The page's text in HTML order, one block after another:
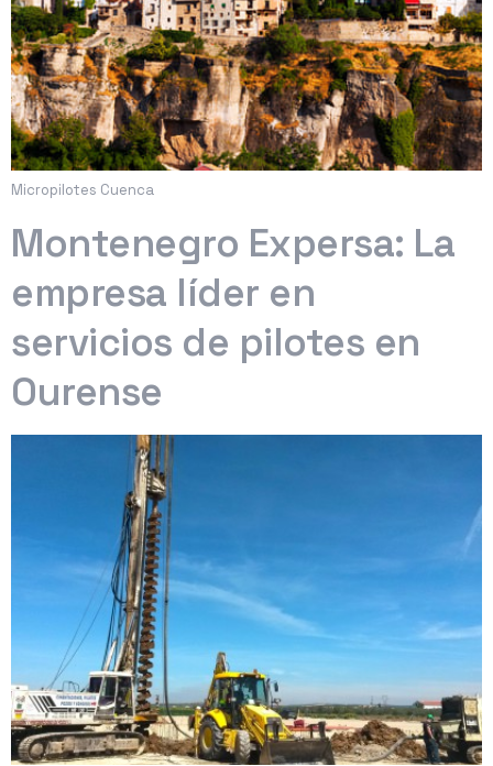
Micropilotes Cuenca
Montenegro Expersa: La
empresa líder en
servicios de pilotes en
Ourense